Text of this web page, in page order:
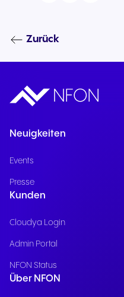
Zurück
Neuigkeiten
Events
Presse
Kunden
Cloudya Login
Admin Portal
NFON Status
Über NFON